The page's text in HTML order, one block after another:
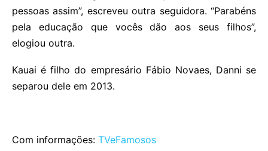
pessoas assim”, escreveu outra seguidora. “Parabéns
pela educação que vocês dão aos seus filhos”,
elogiou outra.
Kauai é filho do empresário Fábio Novaes, Danni se
separou dele em 2013.
Com informações: TVeFamosos